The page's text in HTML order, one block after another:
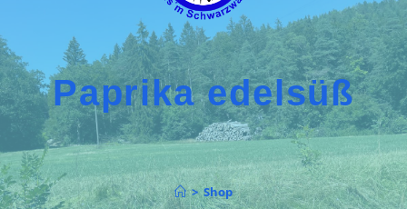
Paprika edelsüß
> Shop